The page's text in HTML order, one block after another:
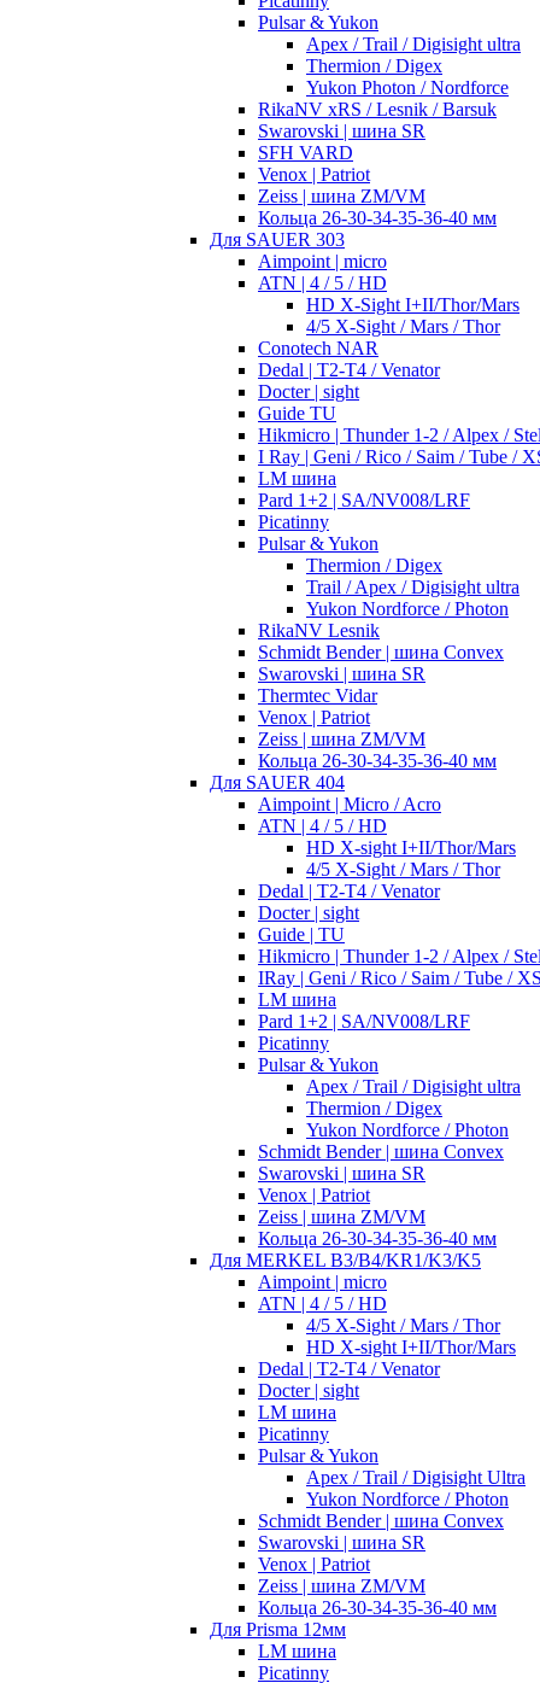
Pulsar & Yukon
Apex / Trail / Digisight ultra
Thermion / Digex
Yukon Photon / Nordforce
RikaNV xRS / Lesnik / Barsuk
Swarovski | шина SR
SFH VARD
Venox | Patriot
Zeiss | шина ZM/VM
Кольца 26-30-34-35-36-40 мм
Для SAUER 303
Aimpoint | micro
ATN | 4 / 5 / HD
HD X-Sight I+II/Thor/Mars
4/5 X-Sight / Mars / Thor
Conotech NAR
Dedal | T2-T4 / Venator
Docter | sight
Guide TU
Hikmicro | Thunder 1-2 / Alpex /
I Ray | Geni / Rico / Saim / Tube /
LM шина
Pard 1+2 | SA/NV008/LRF
Picatinny
Pulsar & Yukon
Thermion / Digex
Trail / Apex / Digisight ultra
Yukon Nordforce / Photon
RikaNV Lesnik
Schmidt Bender | шина Convex
Swarovski | шина SR
Thermtec Vidar
Venox | Patriot
Zeiss | шина ZM/VM
Кольца 26-30-34-35-36-40 мм
Для SAUER 404
Aimpoint | Micro / Acro
ATN | 4 / 5 / HD
HD X-sight I+II/Thor/Mars
4/5 X-Sight / Mars / Thor
Dedal | T2-T4 / Venator
Docter | sight
Guide | TU
Hikmicro | Thunder 1-2 / Alpex /
IRay | Geni / Rico / Saim / Tube /
LM шина
Pard 1+2 | SA/NV008/LRF
Picatinny
Pulsar & Yukon
Apex / Trail / Digisight ultra
Thermion / Digex
Yukon Nordforce / Photon
Schmidt Bender | шина Convex
Swarovski | шина SR
Venox | Patriot
Zeiss | шина ZM/VM
Кольца 26-30-34-35-36-40 мм
Для MERKEL B3/B4/KR1/K3/K5
Aimpoint | micro
ATN | 4 / 5 / HD
4/5 X-Sight / Mars / Thor
HD X-sight I+II/Thor/Mars
Dedal | T2-T4 / Venator
Docter | sight
LM шина
Picatinny
Pulsar & Yukon
Apex / Trail / Digisight Ultra
Yukon Nordforce / Photon
Schmidt Bender | шина Convex
Swarovski | шина SR
Venox | Patriot
Zeiss | шина ZM/VM
Кольца 26-30-34-35-36-40 мм
Для Prisma 12мм
LM шина
Picatinny